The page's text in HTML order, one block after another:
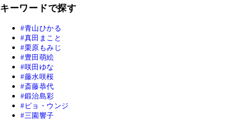
キーワードで探す
青山ひかる
真田まこと
栗原もみじ
豊田萌絵
咲田ゆな
藤水咲桜
斎藤恭代
鍛治島彩
ピョ・ウンジ
三園響子